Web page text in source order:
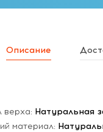
Описание
верха: Натуральная
материал: